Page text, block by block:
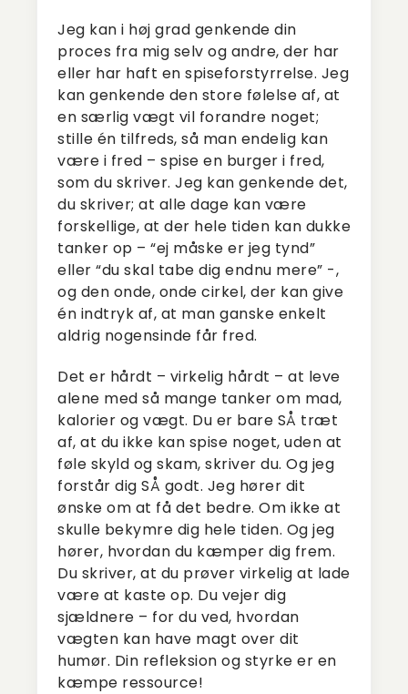
Jeg kan i høj grad genkende din
proces fra mig selv og andre, der har
eller har haft en spiseforstyrrelse. Jeg
kan genkende den store følelse af, at
en særlig vægt vil forandre noget;
stille én tilfreds, så man endelig kan
være i fred – spise en burger i fred,
som du skriver. Jeg kan genkende det,
du skriver; at alle dage kan være
forskellige, at der hele tiden kan dukke
tanker op – “ej måske er jeg tynd”
eller “du skal tabe dig endnu mere” -,
og den onde, onde cirkel, der kan give
én indtryk af, at man ganske enkelt
aldrig nogensinde får fred.
Det er hårdt – virkelig hårdt – at leve
alene med så mange tanker om mad,
kalorier og vægt. Du er bare SÅ træt
af, at du ikke kan spise noget, uden at
føle skyld og skam, skriver du. Og jeg
forstår dig SÅ godt. Jeg hører dit
ønske om at få det bedre. Om ikke at
skulle bekymre dig hele tiden. Og jeg
hører, hvordan du kæmper dig frem.
Du skriver, at du prøver virkelig at lade
være at kaste op. Du vejer dig
sjældnere – for du ved, hvordan
vægten kan have magt over dit
humør. Din refleksion og styrke er en
kæmpe ressource!